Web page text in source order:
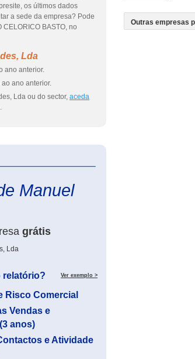
os últimos dados
a sede da empresa? Pode
BASTO, no
Lda
ano anterior.
ano anterior.
Lda ou do sector, aceda
Manuel
grátis
Lda
relatório? Ver exemplo >
Risco Comercial
Vendas e
anos)
e Atividade